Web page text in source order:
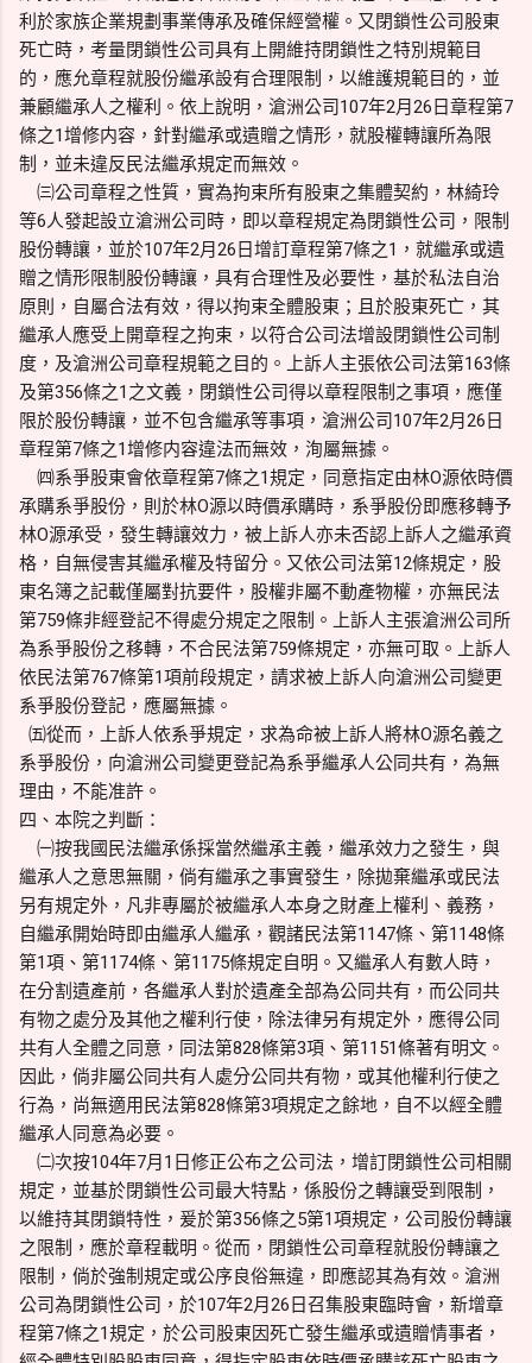
利於家族企業規劃事業傳承及確保經營權。又閉鎖性公司股東
死亡時，考量閉鎖性公司具有上開維持閉鎖性之特別規範目
的，應允章程就股份繼承設有合理限制，以維護規範目的，並
兼顧繼承人之權利。依上說明，滄洲公司107年2月26日章程第7
條之1增修内容，針對繼承或遺贈之情形，就股權轉讓所為限
制，並未違反民法繼承規定而無效。
㈢公司章程之性質，實為拘束所有股東之集體契約，林綺玲
等6人發起設立滄洲公司時，即以章程規定為閉鎖性公司，限制
股份轉讓，並於107年2月26日增訂章程第7條之1，就繼承或遺
贈之情形限制股份轉讓，具有合理性及必要性，基於私法自治
原則，自屬合法有效，得以拘束全體股東；且於股東死亡，其
繼承人應受上開章程之拘束，以符合公司法增設閉鎖性公司制
度，及滄洲公司章程規範之目的。上訴人主張依公司法第163條
及第356條之1之文義，閉鎖性公司得以章程限制之事項，應僅
限於股份轉讓，並不包含繼承等事項，滄洲公司107年2月26日
章程第7條之1增修内容違法而無效，洵屬無據。
㈣系爭股東會依章程第7條之1規定，同意指定由林O源依時價
承購系爭股份，則於林O源以時價承購時，系爭股份即應移轉予
林O源承受，發生轉讓效力，被上訴人亦未否認上訴人之繼承資
格，自無侵害其繼承權及特留分。又依公司法第12條規定，股
東名簿之記載僅屬對抗要件，股權非屬不動產物權，亦無民法
第759條非經登記不得處分規定之限制。上訴人主張滄洲公司所
為系爭股份之移轉，不合民法第759條規定，亦無可取。上訴人
依民法第767條第1項前段規定，請求被上訴人向滄洲公司變更
系爭股份登記，應屬無據。
㈤從而，上訴人依系爭規定，求為命被上訴人將林O源名義之
系爭股份，向滄洲公司變更登記為系爭繼承人公同共有，為無
理由，不能准許。
四、本院之判斷：
㈠按我國民法繼承係採當然繼承主義，繼承效力之發生，與
繼承人之意思無關，倘有繼承之事實發生，除拋棄繼承或民法
另有規定外，凡非專屬於被繼承人本身之財產上權利、義務，
自繼承開始時即由繼承人繼承，觀諸民法第1147條、第1148條
第1項、第1174條、第1175條規定自明。又繼承人有數人時，
在分割遺產前，各繼承人對於遺產全部為公同共有，而公同共
有物之處分及其他之權利行使，除法律另有規定外，應得公同
共有人全體之同意，同法第828條第3項、第1151條著有明文。
因此，倘非屬公同共有人處分公同共有物，或其他權利行使之
行為，尚無適用民法第828條第3項規定之餘地，自不以經全體
繼承人同意為必要。
㈡次按104年7月1日修正公布之公司法，增訂閉鎖性公司相關
規定，並基於閉鎖性公司最大特點，係股份之轉讓受到限制，
以維持其閉鎖特性，爰於第356條之5第1項規定，公司股份轉讓
之限制，應於章程載明。從而，閉鎖性公司章程就股份轉讓之
限制，倘於強制規定或公序良俗無違，即應認其為有效。滄洲
公司為閉鎖性公司，於107年2月26日召集股東臨時會，新增章
程第7條之1規定，於公司股東因死亡發生繼承或遺贈情事者，